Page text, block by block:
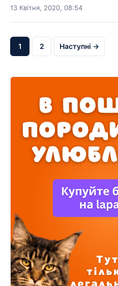
13 Квітня, 2020, 08:54
1 2 Наступні →